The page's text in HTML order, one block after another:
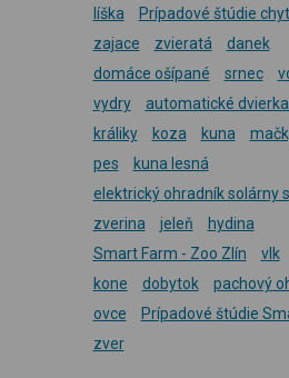
líška
Prípadové štúdie
zajace
zvieratá
danek
domáce ošípané
srnec
vydry
automatické
králiky
koza kuna
pes
kuna lesná
elektrický ohradník solárny
zverina
jeleň
hydina
Smart Farm - Zoo Zlín
vlk
kone
dobytok
pachový
ovce
Prípadové štúdie
zver